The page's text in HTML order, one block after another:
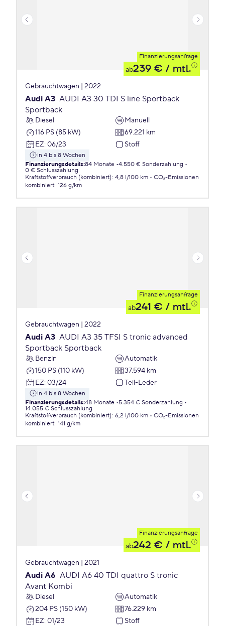
Finanzierungsanfrage
ab239 € / mtl.
Gebrauchtwagen | 2022
Audi A3 AUDI A3 30 TDI S line Sportback
Sportback
Diesel
Manuell
116 PS (85 kW)
69.221 km
EZ: 06/23 Stoff
in 4 bis 8 Wochen
Finanzierungsdetails:84 Monate 4.550 € Sonderzahlung
0 € Schlusszahlung
Kraftstoffverbrauch (kombiniert): 4,8 l/100 km
CO₂-Emissionen
kombiniert: 126 g/km
Finanzierungsanfrage
ab241 € / mtl.
Gebrauchtwagen | 2022
Audi A3 AUDI A3 35 TFSI S tronic advanced
Sportback Sportback
Benzin
Automatik
150 PS (110 kW)
37.594 km
EZ: 03/24 Teil-Leder
in 4 bis 8 Wochen
Finanzierungsdetails:48 Monate 5.354 € Sonderzahlung
14.055 € Schlusszahlung
Kraftstoffverbrauch (kombiniert): 6,2 l/100 km
CO₂-Emissionen
kombiniert: 141 g/km
Finanzierungsanfrage
ab242 € / mtl.
Gebrauchtwagen | 2021
Audi A6 AUDI A6 40 TDI quattro S tronic
Avant Kombi
Diesel
Automatik
204 PS (150 kW)
76.229 km
EZ: 01/23 Stoff